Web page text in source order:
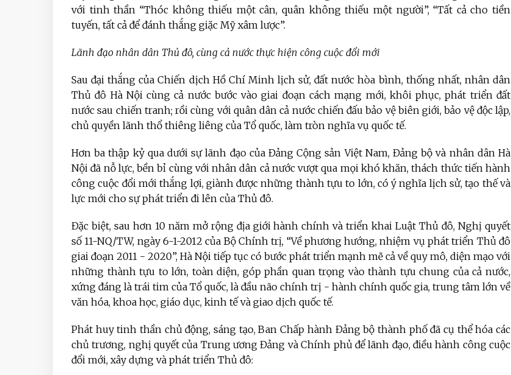
với tinh thần “Thóc không thiếu một cân, quân không thiếu một người”, “Tất cả cho tiền
tuyến, tất cả để đánh thắng giặc Mỹ xâm lược”.
Lãnh đạo nhân dân Thủ đô, cùng cả nước thực hiện công cuộc đổi mới
Sau đại thắng của Chiến dịch Hồ Chí Minh lịch sử, đất nước hòa bình, thống nhất, nhân dân
Thủ đô Hà Nội cùng cả nước bước vào giai đoạn cách mạng mới, khôi phục, phát triển đất
nước sau chiến tranh; rồi cùng với quân dân cả nước chiến đấu bảo vệ biên giới, bảo vệ độc lập,
chủ quyền lãnh thổ thiêng liêng của Tổ quốc, làm tròn nghĩa vụ quốc tế.
Hơn ba thập kỷ qua dưới sự lãnh đạo của Đảng Cộng sản Việt Nam, Đảng bộ và nhân dân Hà
Nội đã nỗ lực, bền bỉ cùng với nhân dân cả nước vượt qua mọi khó khăn, thách thức tiến hành
công cuộc đổi mới thắng lợi, giành được những thành tựu to lớn, có ý nghĩa lịch sử, tạo thế và
lực mới cho sự phát triển đi lên của Thủ đô.
Đặc biệt, sau hơn 10 năm mở rộng địa giới hành chính và triển khai Luật Thủ đô, Nghị quyết
số 11-NQ/TW, ngày 6-1-2012 của Bộ Chính trị, “Về phương hướng, nhiệm vụ phát triển Thủ đô
giai đoạn 2011 - 2020”, Hà Nội tiếp tục có bước phát triển mạnh mẽ cả về quy mô, diện mạo với
những thành tựu to lớn, toàn diện, góp phần quan trọng vào thành tựu chung của cả nước,
xứng đáng là trái tim của Tổ quốc, là đầu não chính trị - hành chính quốc gia, trung tâm lớn về
văn hóa, khoa học, giáo dục, kinh tế và giao dịch quốc tế.
Phát huy tinh thần chủ động, sáng tạo, Ban Chấp hành Đảng bộ thành phố đã cụ thể hóa các
chủ trương, nghị quyết của Trung ương Đảng và Chính phủ để lãnh đạo, điều hành công cuộc
đổi mới, xây dựng và phát triển Thủ đô: